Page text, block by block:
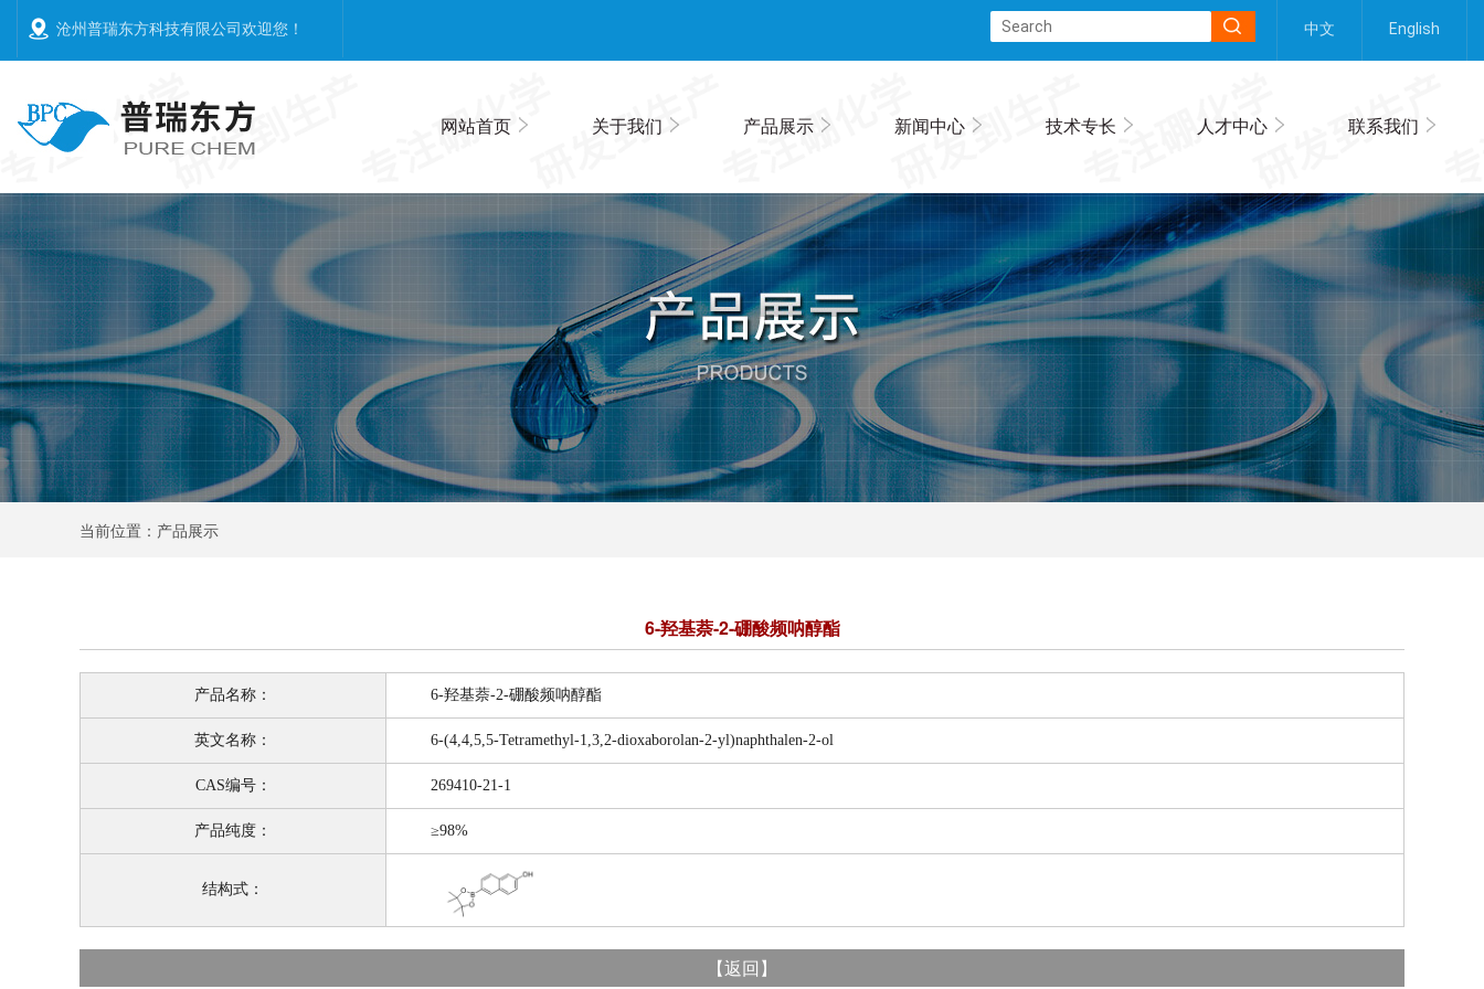
沧州普瑞东方科技有限公司欢迎您 ！ 中文 English
网站首页 关于我们 产品展示 新闻中心 技术专长 人才中心 联系我们
当前位置：产品展示
6-羟基萘-2-硼酸频呐醇酯
产品名称： 6-羟基萘-2-硼酸频呐醇酯
英文名称： 6-(4,4,5,5-Tetramethyl-1,3,2-dioxaborolan-2-yl)naphthalen-2-ol
CAS编号： 269410-21-1
产品纯度： ≥98%
结构式：
【返回】